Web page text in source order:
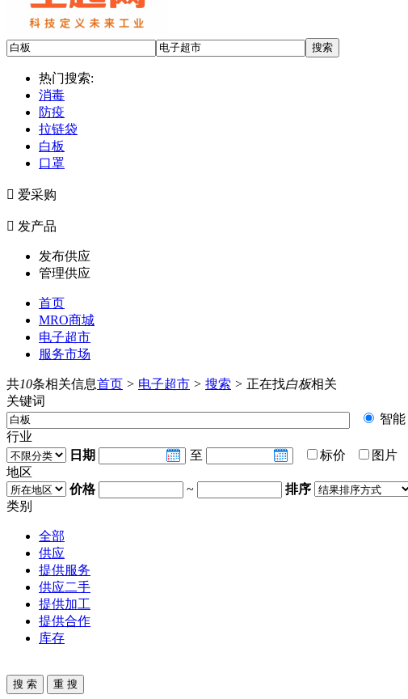
热门搜索:
消毒
防疫
拉链袋
白板
口罩
 爱采购
 发产品
发布供应
管理供应
首页
MRO商城
电子超市
服务市场
共10条相关信息首页 > 电子超市 > 搜索 > 正在找白板相关
关键词
智能
行业
日期
至 标价 图片
地区
价格
~
排序
类别
全部
供应
提供服务
供应二手
提供加工
提供合作
库存